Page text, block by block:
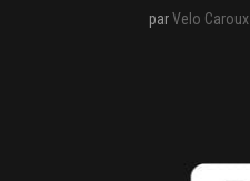
parVelo Caroux